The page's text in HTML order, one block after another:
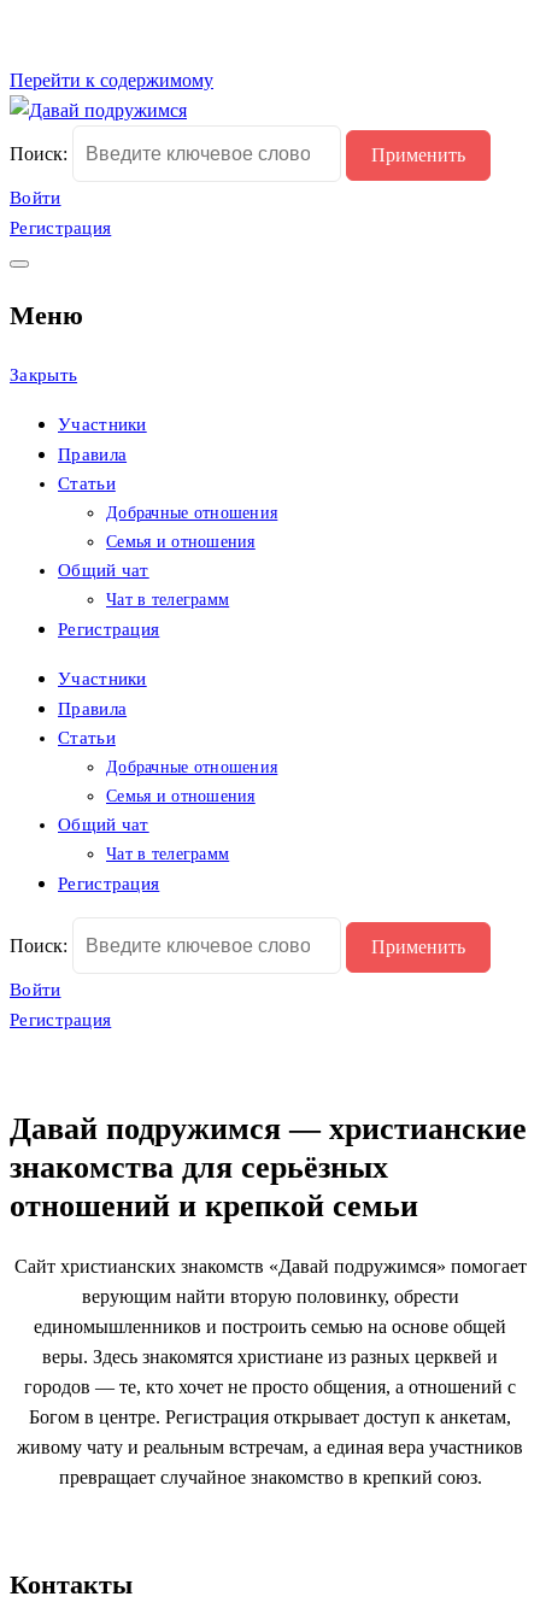
Перейти к содержимому
Сайт христианских
знакомств
Поиск:
Войти
Регистрация
Меню
Закрыть
Участники
Правила
Статьи
Добрачные отношения
Семья и отношения
Общий чат
Чат в телеграмм
Регистрация
Участники
Правила
Статьи
Добрачные отношения
Семья и отношения
Общий чат
Чат в телеграмм
Регистрация
Поиск:
Войти
Регистрация
Давай подружимся — христианские
знакомства для серьёзных
отношений и крепкой семьи
Сайт христианских знакомств «Давай подружимся» помогает
верующим найти вторую половинку, обрести
единомышленников и построить семью на основе общей
веры. Здесь знакомятся христиане из разных церквей и
городов — те, кто хочет не просто общения, а отношений с
Богом в центре. Регистрация открывает доступ к анкетам,
живому чату и реальным встречам, а единая вера участников
превращает случайное знакомство в крепкий союз.
Контакты